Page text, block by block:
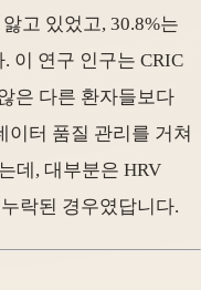
고 있었고, 30.8%는
이 연구 인구는 CRIC
은 다른 환자들보다
터 품질 관리를 거쳐
데, 대부분은 HRV
락된 경우였답니다.